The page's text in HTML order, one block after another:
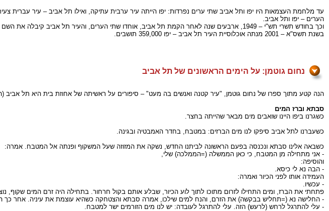
עד מלחמת העצמאות היו יפו ותל אביב שתי ערים נפרדות: יפו הייתה עיר ערבית עתיקה, ואילו תל אביב – עיר
הערים – יפו ותל אביב.
וכך בחודש תשרי תש"י – 1949, ארבעים שנה לאחר הקמת תל אביב, אוחדו שתי הערים, והעיר תל אביב קיבלה את השם "תל אביב – יפו".
בשנת תשס"א – 2001 מנתה אוכלוסיית העיר תל אביב – יפו 359,000 תושבים.
נחום גוטמן: על הימים הראשונים של תל אביב
הנה קטע מתוך ספרו של נחום גוטמן, "עיר קטנה ואנשים בה מעט" – סיפורים על ראשיתה של אחוזת בית היא תל אביב (הוצאת דביר,
סבתא וברז המים
כשגרנו ביפו היינו שואבים מים מבאר שהייתה בחצר.
כשעברנו לתל אביב סיפקו לנו מים הברזים: במטבח, בחדר האמבטיה ובגינה.
כשבאה אלינו סבתא ונכנסה בפעם הראשונה לביתנו החדש, נשקה את המזוזה שעל המשקוף ופנתה אל המטבח. אמרה:
- אני מתחילה מן המטבח, כי כאן הממשלה (=הממלכה) שלי,
והוסיפה:
- הבה נא לי כיסא.
העמידה אותו לפני הכיור ואמרה:
- עכשיו.
פתחתי את הברז, ומים התחילו לזרום מתוכו לתוך לוע הכיור, שבלע אותם בקול חרחור. בתחילה היה זרם המים שקוף,
- החלישה נא (=תחליש בבקשה) את הזרם, והנח למים שילכו, אמרה סבתא והצטחקה כשהיא עוצמת את עיניה. אחר כך
- עלי להתרגל לרחש (לרעש) הזה. עלי להתרגל לעובדה: יש לנו מים הזורמים ישר למטבח.